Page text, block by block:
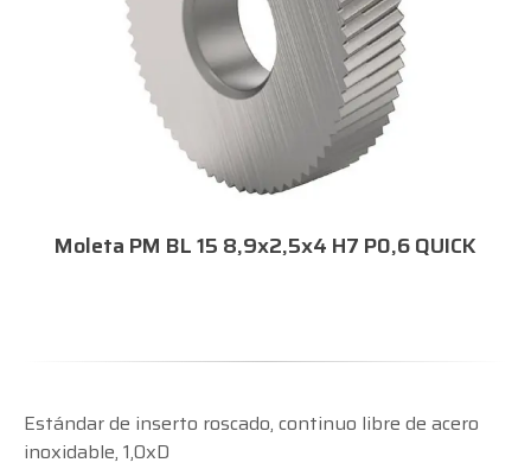
Moleta PM BL 15 8,9x2,5x4 H7 P0,6 QUICK
Estándar de inserto roscado, continuo libre de acero
inoxidable, 1,0xD